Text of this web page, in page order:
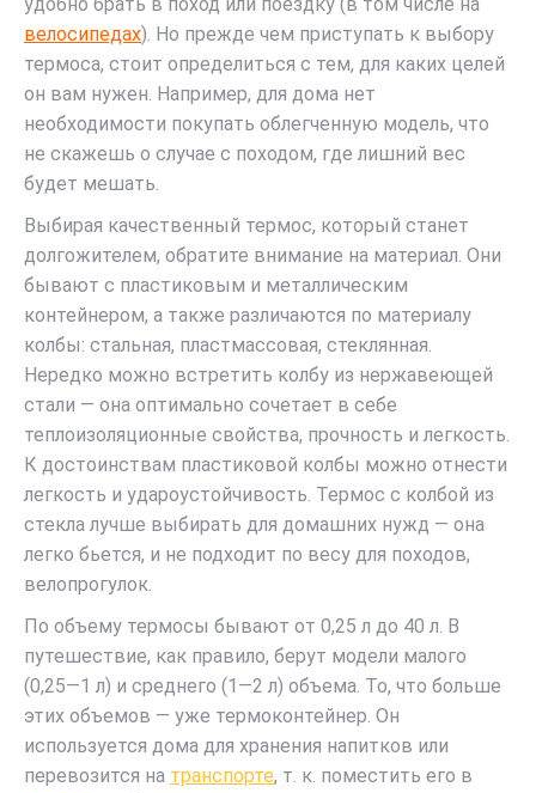
велосипедах). Но прежде чем приступать к выбору
термоса, стоит определиться с тем, для каких целей
он вам нужен. Например, для дома нет
необходимости покупать облегченную модель, что
не скажешь о случае с походом, где лишний вес
будет мешать.
Выбирая качественный термос, который станет
долгожителем, обратите внимание на материал. Они
бывают с пластиковым и металлическим
контейнером, а также различаются по материалу
колбы: стальная, пластмассовая, стеклянная.
Нередко можно встретить колбу из нержавеющей
стали — она оптимально сочетает в себе
теплоизоляционные свойства, прочность и легкость.
К достоинствам пластиковой колбы можно отнести
легкость и удароустойчивость. Термос с колбой из
стекла лучше выбирать для домашних нужд — она
легко бьется, и не подходит по весу для походов,
велопрогулок.
По объему термосы бывают от 0,25 л до 40 л. В
путешествие, как правило, берут модели малого
(0,25—1 л) и среднего (1—2 л) объема. То, что больше
этих объемов — уже термоконтейнер. Он
используется дома для хранения напитков или
перевозится на транспорте, т. к. поместить его в